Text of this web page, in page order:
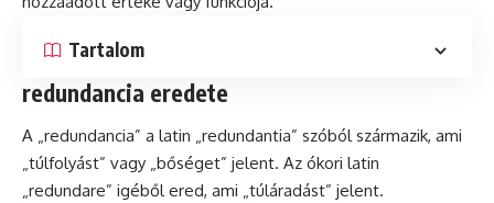
Tartalom
redundancia eredete
A „redundancia” a latin „redundantia” szóból származik, ami
„túlfolyást” vagy „bőséget” jelent. Az ókori latin
„redundare” igéből ered, ami „túláradást” jelent.